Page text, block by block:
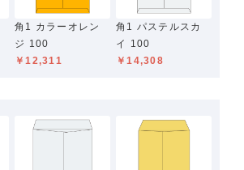
角1 カラーオレン
ジ 100
￥12,311
角1 パステルスカ
イ 100
￥14,308